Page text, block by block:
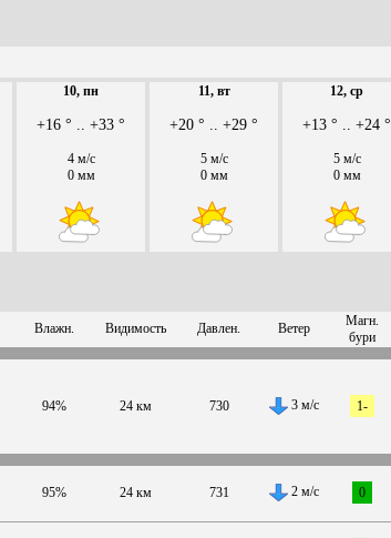
10, пн
+16 ° .. +33 °
4 м/с
0 мм
11, вт
+20 ° .. +29 °
5 м/с
0 мм
12, ср
+13 ° .. +24 °
5 м/с
0 мм
Влажн. Видимость Давлен. Ветер
Магн.
бури
94% 24 км 730 3 м/с 1-
95% 24 км 731 2 м/с 0